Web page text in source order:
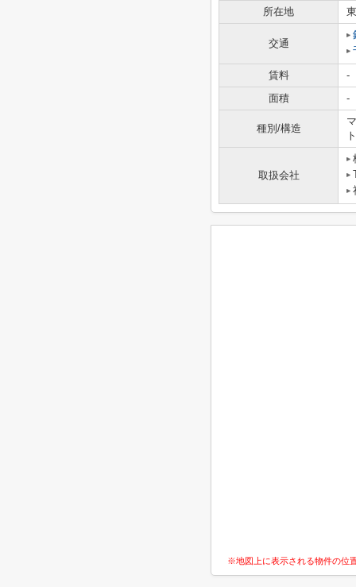
所在地
交通
賃料
-
面積
-
種別/構造
ト
取扱会社
※地図上に表示される物件の位